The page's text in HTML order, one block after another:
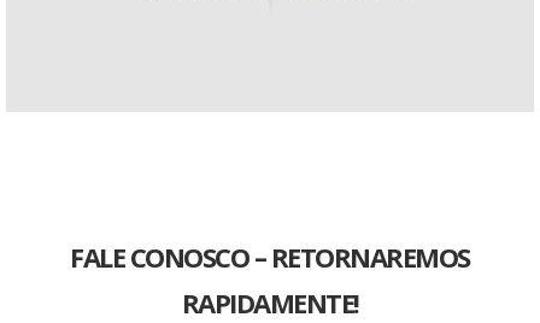
FALE CONOSCO – RETORNAREMOS
RAPIDAMENTE!